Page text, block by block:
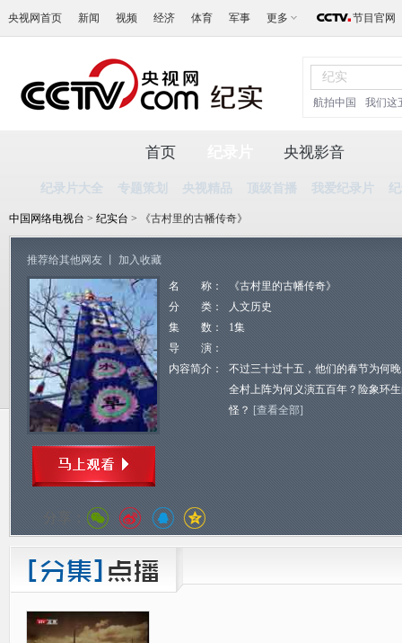
央视网首页 新闻 视频 经济 体育 军事 更多 节目官网
航拍中国 我们这
首页
纪录片大全 专题策划 央视精品 顶级首播 我爱纪录片
央视影音
中国网络电视台 > 纪实台 > 《古村里的古幡传奇》
推荐给其他网友 加入收藏
名 称：
《古村里的古幡传奇》
分 类：
人文历史
集 数：
1集
导 演：
内容简介：
不过三十过十五，他们的春节为何
全村上阵为何义演五百年？险象环
怪？ [查看全部]
分享：